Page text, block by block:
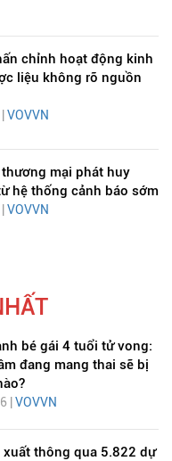
chỉnh hoạt động kinh
liệu không rõ nguồn
VOVVN
thương mại phát huy
hệ thống cảnh báo sớm
VOVVN
bé gái 4 tuổi tử vong:
đang mang thai sẽ bị
| VOVVN
xuất thông qua 5.822 dự